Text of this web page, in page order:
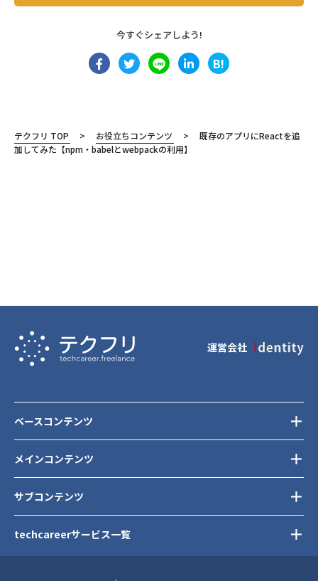
今すぐシェアしよう!
B!
テクフリ TOP お役立ちコンテンツ
既存のアプリにReactを追
加してみた【npm・babelとwebpackの利用】
運営会社
メインコンテンツ
サブコンテンツ
ベースコンテンツ
techcareerサービス一覧